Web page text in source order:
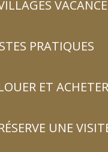
PRATIQUES
ET
UNE